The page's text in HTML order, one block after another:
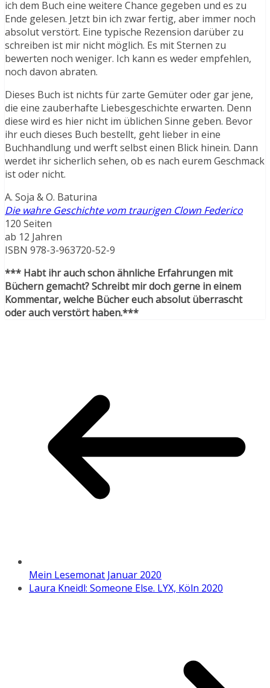
ich dem Buch eine weitere Chance gegeben und es zu
Ende gelesen. Jetzt bin ich zwar fertig, aber immer noch
absolut verstört. Eine typische Rezension darüber zu
schreiben ist mir nicht möglich. Es mit Sternen zu
bewerten noch weniger. Ich kann es weder empfehlen,
noch davon abraten.
Dieses Buch ist nichts für zarte Gemüter oder gar jene,
die eine zauberhafte Liebesgeschichte erwarten. Denn
diese wird es hier nicht im üblichen Sinne geben. Bevor
ihr euch dieses Buch bestellt, geht lieber in eine
Buchhandlung und werft selbst einen Blick hinein. Dann
werdet ihr sicherlich sehen, ob es nach eurem Geschmack
ist oder nicht.
A. Soja & O. Baturina
Die wahre Geschichte vom traurigen Clown Federico
120 Seiten
ab 12 Jahren
ISBN 978-3-963720-52-9
*** Habt ihr auch schon ähnliche Erfahrungen mit
Büchern gemacht? Schreibt mir doch gerne in einem
Kommentar, welche Bücher euch absolut überrascht
oder auch verstört haben.***
Mein Lesemonat Januar 2020
Laura Kneidl: Someone Else. LYX, Köln 2020